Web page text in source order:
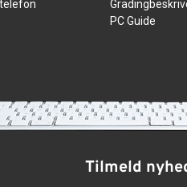
PC Guide
Tilmeld